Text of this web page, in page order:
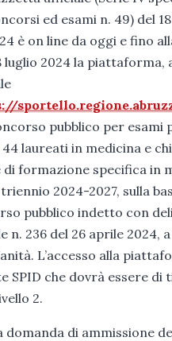
ed esami n. 49) del
è on line da oggi e fino
luglio 2024 la piattaforma,
pubblico per esami
44 laureati in medicina e
formazione specifica in
2024-2027, sulla
pubblico indetto con
n. 236 del 26 aprile 2024,
L’accesso alla
SPID che dovrà essere di
2.
domanda di ammissione